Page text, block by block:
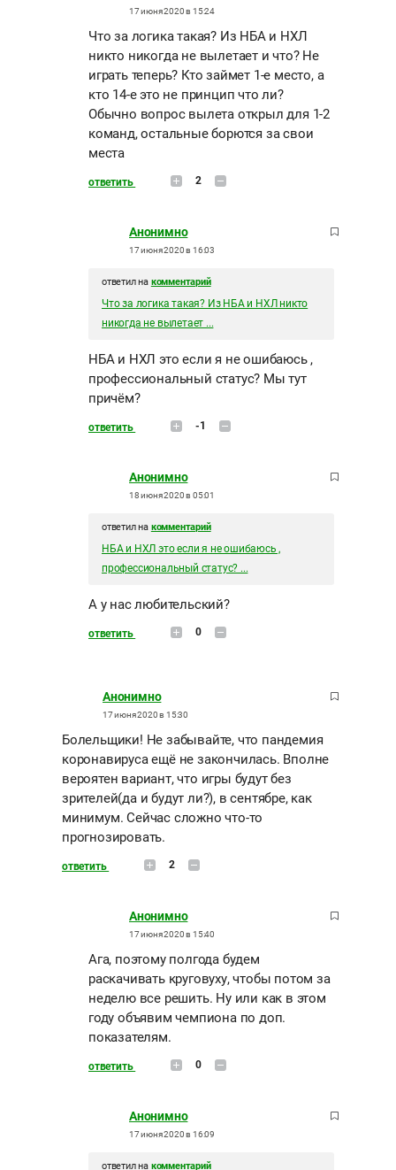
17 июня 2020 в 15:24
Что за логика такая? Из НБА и НХЛ
никто никогда не вылетает и что? Не
играть теперь? Кто займет 1-е место, а
кто 14-е это не принцип что ли?
Обычно вопрос вылета открыл для 1-2
команд, остальные борются за свои
места
ответить 2
Анонимно
17 июня 2020 в 16:03
ответил на комментарий
Что за логика такая? Из НБА и НХЛ никто
никогда не вылетает ...
НБА и НХЛ это если я не ошибаюсь ,
профессиональный статус? Мы тут
причём?
ответить -1
Анонимно
18 июня 2020 в 05:01
ответил на комментарий
НБА и НХЛ это если я не ошибаюсь ,
профессиональный статус? ...
А у нас любительский?
ответить 0
Анонимно
17 июня 2020 в 15:30
Болельщики! Не забывайте, что пандемия
коронавируса ещё не закончилась. Вполне
вероятен вариант, что игры будут без
зрителей(да и будут ли?), в сентябре, как
минимум. Сейчас сложно что-то
прогнозировать.
ответить 2
Анонимно
17 июня 2020 в 15:40
Ага, поэтому полгода будем
раскачивать круговуху, чтобы потом за
неделю все решить. Ну или как в этом
году объявим чемпиона по доп.
показателям.
ответить 0
Анонимно
17 июня 2020 в 16:09
ответил на комментарий